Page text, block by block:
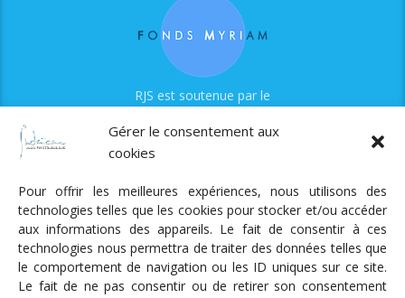
Gérer le consentement aux
cookies
Pour offrir les meilleures expériences, nous utilisons des
technologies telles que les cookies pour stocker et/ou accéder
aux informations des appareils. Le fait de consentir à ces
technologies nous permettra de traiter des données telles que
le comportement de navigation ou les ID uniques sur ce site.
Le fait de ne pas consentir ou de retirer son consentement
RJS est soutenue par le
Radio Judaica Strasbourg
Tous droits réservés